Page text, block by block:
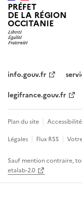
PRÉFET
DE LA RÉGION
OCCITANIE
info.gouv.fr
legifrance.gouv.fr
Plan du site
Légales
Flux RSS
Sauf mention contraire,
etalab-2.0